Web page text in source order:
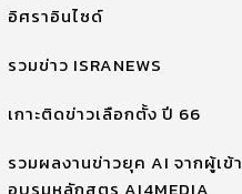
อิศราอินไซด์
รวมข่าว ISRANEWS
เกาะติดข่าวเลือกตั้ง ปี 66
รวมผลงานข่าวยุค AI จากผู้เข้า